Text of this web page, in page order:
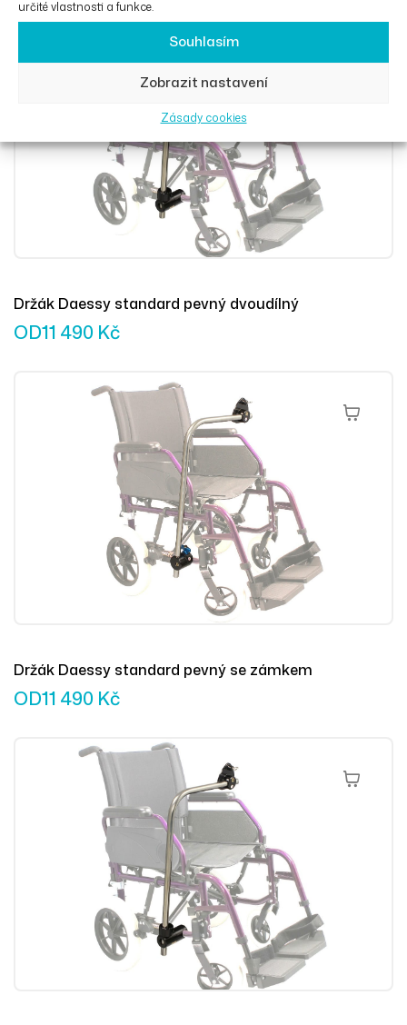
určité vlastnosti a funkce.
Souhlasím
Zobrazit nastavení
Zásady cookies
Držák Daessy standard pevný dvoudílný
OD11 490 Kč
Výběr
Držák Daessy standard pevný se zámkem
OD11 490 Kč
Výběr